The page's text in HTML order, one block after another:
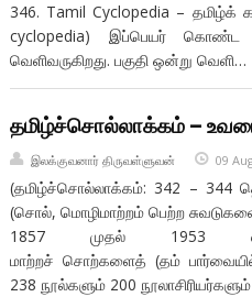
346. Tamil Cyclopedia –
cyclopedia) இப்பெயர்
வெளிவருகிறது. பகுதி ஒன்று வெளி…
தமிழ்ச்சொல்லாக்கம் –
இலக்குவனார் திருவள்ளுவன் 09
(தமிழ்ச்சொல்லாக்கம்: 342 – 344
(சொல், மொழிமாற்றம் பெற்ற
1857 முதல் 1953
மாற்றச் சொற்களைத் (தம்
238 நூல்களும் 200